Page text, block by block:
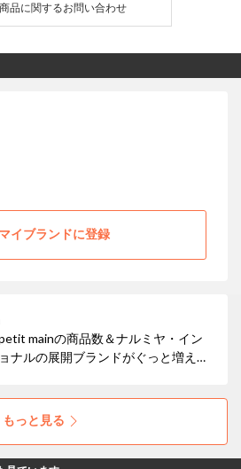
品に関するお問い合わせ
マイブランドに登録
mainの商品数＆ナルミヤ・イン
ナルの展開ブランドがぐっと増えま
もっと見る